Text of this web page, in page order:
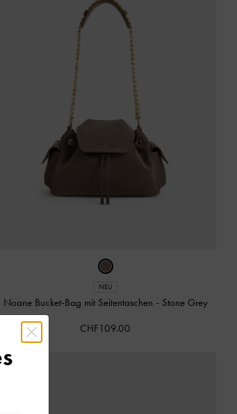
NEU
Noane Bucket-Bag mit Seitentaschen - Stone Grey
CHF109.00